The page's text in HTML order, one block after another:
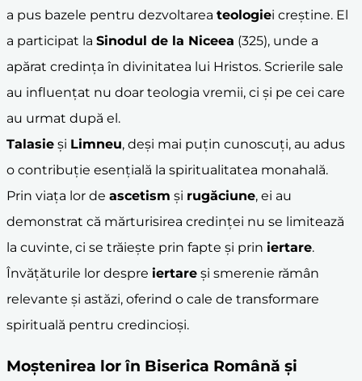
a pus bazele pentru dezvoltarea teologiei creștine. El
a participat la Sinodul de la Niceea (325), unde a
apărat credința în divinitatea lui Hristos. Scrierile sale
au influențat nu doar teologia vremii, ci și pe cei care
au urmat după el.
Talasie și Limneu, deși mai puțin cunoscuți, au adus
o contribuție esențială la spiritualitatea monahală.
Prin viața lor de ascetism și rugăciune, ei au
demonstrat că mărturisirea credinței nu se limitează
la cuvinte, ci se trăiește prin fapte și prin iertare.
Învățăturile lor despre iertare și smerenie rămân
relevante și astăzi, oferind o cale de transformare
spirituală pentru credincioși.
Moștenirea lor în Biserica Română și